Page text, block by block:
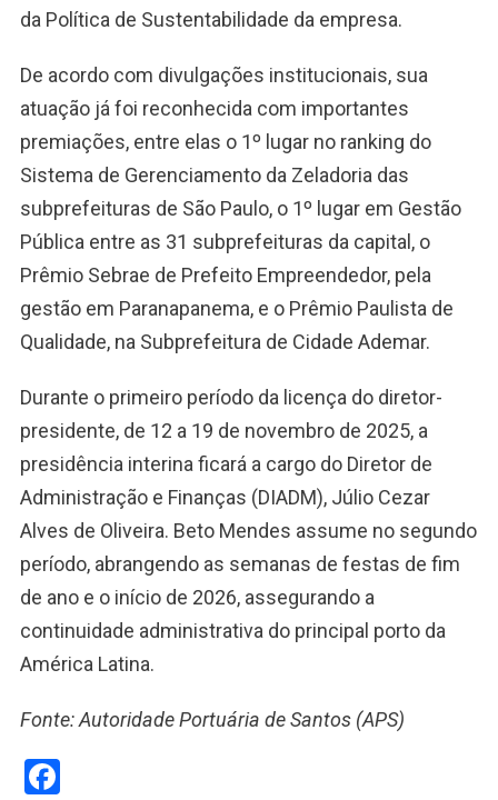
da Política de Sustentabilidade da empresa.
De acordo com divulgações institucionais, sua
atuação já foi reconhecida com importantes
premiações, entre elas o 1º lugar no ranking do
Sistema de Gerenciamento da Zeladoria das
subprefeituras de São Paulo, o 1º lugar em Gestão
Pública entre as 31 subprefeituras da capital, o
Prêmio Sebrae de Prefeito Empreendedor, pela
gestão em Paranapanema, e o Prêmio Paulista de
Qualidade, na Subprefeitura de Cidade Ademar.
Durante o primeiro período da licença do diretor-
presidente, de 12 a 19 de novembro de 2025, a
presidência interina ficará a cargo do Diretor de
Administração e Finanças (DIADM), Júlio Cezar
Alves de Oliveira. Beto Mendes assume no segundo
período, abrangendo as semanas de festas de fim
de ano e o início de 2026, assegurando a
continuidade administrativa do principal porto da
América Latina.
Fonte: Autoridade Portuária de Santos (APS)
Facebook